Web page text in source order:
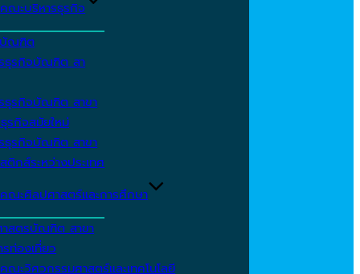
คณะบริหารธุรกิจ
ณฑิต
ธุรกิจบัณฑิต สา
ธุรกิจบัณฑิต สาขา
รกิจสมัยใหม่
ธุรกิจบัณฑิต สาขา
ติกส์ระหว่างประเทศ
คณะศิลปศาสตร์และการศึกษา
สตรบัณฑิต สาขา
ท่องเที่ยว
คณะวิศวกรรมศาสตร์และเทคโนโลยี